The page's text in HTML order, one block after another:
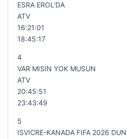
ESRA EROL’DA
ATV
16:21:01
18:45:17
4
VAR MISIN YOK MUSUN
ATV
20:45:51
23:43:49
5
ISVICRE-KANADA FIFA 2026